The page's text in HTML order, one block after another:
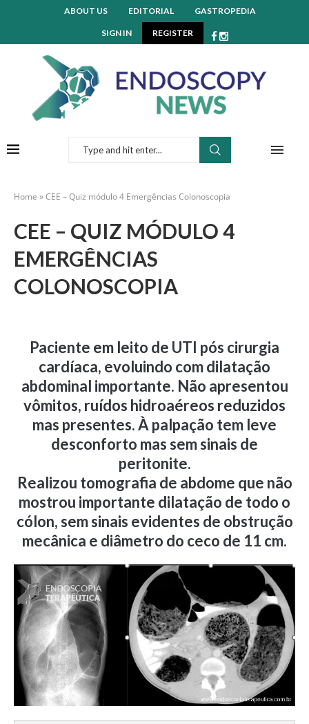
ABOUT US EDITORIAL GASTROPEDIA
SIGN IN REGISTER
Home »CEE – Quiz módulo 4 Emergências Colonoscopia
CEE – QUIZ MÓDULO 4
EMERGÊNCIAS
COLONOSCOPIA
Paciente em leito de UTI pós cirurgia
cardíaca, evoluindo com dilatação
abdominal importante. Não apresentou
vômitos, ruídos hidroaéreos reduzidos
mas presentes. À palpação tem leve
desconforto mas sem sinais de
peritonite.
Realizou tomografia de abdome que não
mostrou importante dilatação de todo o
cólon, sem sinais evidentes de obstrução
mecânica e diâmetro do ceco de 11 cm.